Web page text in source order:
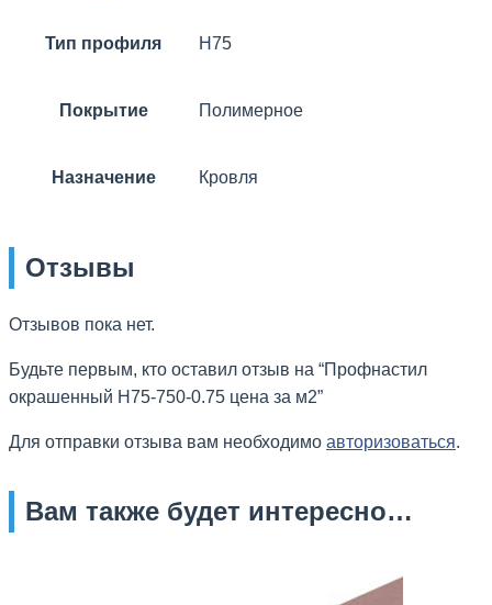
Тип профиля Н75
Покрытие Полимерное
Назначение Кровля
Отзывы
Отзывов пока нет.
Будьте первым, кто оставил отзыв на “Профнастил
окрашенный H75-750-0.75 цена за м2”
Для отправки отзыва вам необходимо авторизоваться.
Вам также будет интересно…